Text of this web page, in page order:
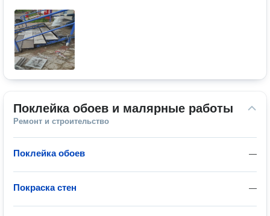
Поклейка обоев и малярные работы
Ремонт и строительство
—
Поклейка обоев
—
Покраска стен